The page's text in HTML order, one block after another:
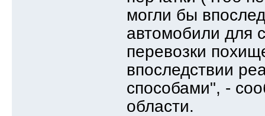
могли бы
автомобили для
перевозки
впоследствии
способами", -
области.